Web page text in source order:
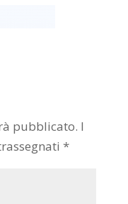
pubblicato. I
*